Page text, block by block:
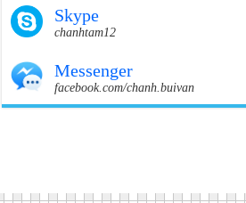
Skype
chanhtam12
Messenger
facebook.com/chanh.buivan